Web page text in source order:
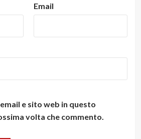
Email
e sito web in questo
volta che commento.